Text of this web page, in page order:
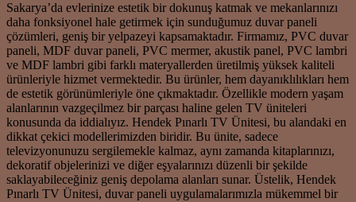
Sakarya’da evlerinize estetik bir dokunuş katmak ve mekanlarınızı
daha fonksiyonel hale getirmek için sunduğumuz duvar paneli
çözümleri, geniş bir yelpazeyi kapsamaktadır. Firmamız, PVC duvar
paneli, MDF duvar paneli, PVC mermer, akustik panel, PVC lambri
ve MDF lambri gibi farklı materyallerden üretilmiş yüksek kaliteli
ürünleriyle hizmet vermektedir. Bu ürünler, hem dayanıklılıkları hem
de estetik görünümleriyle öne çıkmaktadır. Özellikle modern yaşam
alanlarının vazgeçilmez bir parçası haline gelen TV üniteleri
konusunda da iddialıyız. Hendek Pınarlı TV Ünitesi, bu alandaki en
dikkat çekici modellerimizden biridir. Bu ünite, sadece
televizyonunuzu sergilemekle kalmaz, aynı zamanda kitaplarınızı,
dekoratif objelerinizi ve diğer eşyalarınızı düzenli bir şekilde
saklayabileceğiniz geniş depolama alanları sunar. Üstelik, Hendek
Pınarlı TV Ünitesi, duvar paneli uygulamalarımızla mükemmel bir